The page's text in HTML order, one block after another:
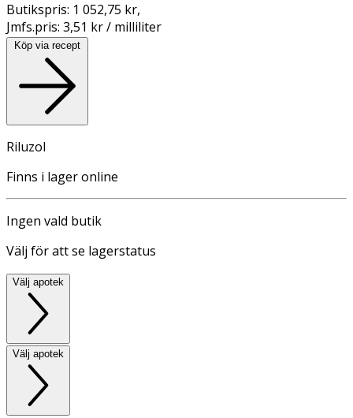
Butikspris: 1 052,75 kr,
Jmfs.pris: 3,51 kr / milliliter
Köp via recept
Riluzol
Finns i lager online
Ingen vald butik
Välj för att se lagerstatus
Välj apotek
Välj apotek